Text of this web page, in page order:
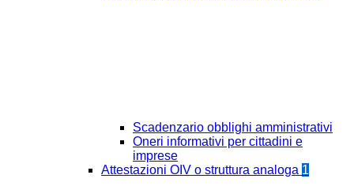
Scadenzario obblighi amministrativi
Oneri informativi per cittadini e
imprese
Attestazioni OIV o struttura analoga 1